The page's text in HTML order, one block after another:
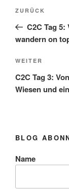
Vorheriger
Beitrag
ZURÜCK
C2C Tag
wandern on
Nächster
Beitrag
WEITER
C2C Tag 3:
Wiesen und
BLOG
Name